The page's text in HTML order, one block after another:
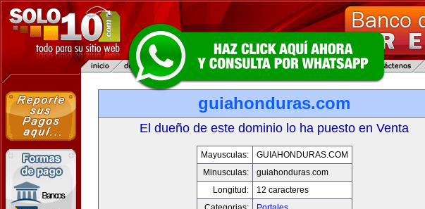
guiahonduras.com
El dueño de este dominio lo ha puesto en Venta
Mayusculas:
GUIAHONDURAS.COM
Minusculas:
guiahonduras.com
Longitud:
12 caracteres